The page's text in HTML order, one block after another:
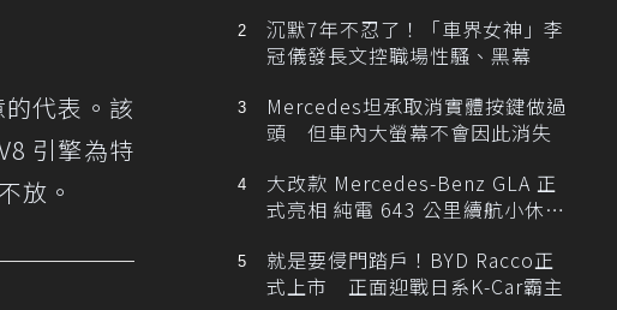
代表。該
引擎為特
放。
沉默7年不忍了！「車界女神」李
冠儀發長文控職場性騷、黑幕
Mercedes坦承取消實體按鍵做過
頭 但車內大螢幕不會因此消失
大改款 Mercedes-Benz GLA 正
式亮相 純電 643 公里續航小休
就是要侵門踏戶！BYD Racco正
式上市 正面迎戰日系K-Car霸主